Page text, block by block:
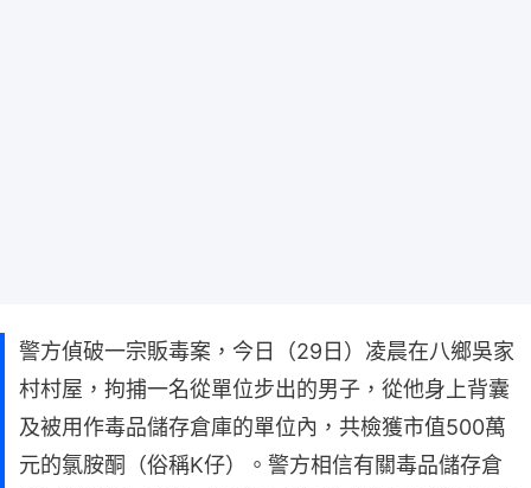
警方偵破一宗販毒案，今日（29日）凌晨在八鄉吳家
村村屋，拘捕一名從單位步出的男子，從他身上背囊
及被用作毒品儲存倉庫的單位內，共檢獲市值500萬
元的氯胺酮（俗稱K仔）。警方相信有關毒品儲存倉